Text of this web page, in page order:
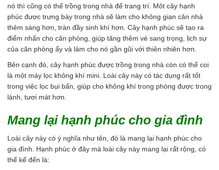
nó thì cũng có thể trồng trong nhà để trang trí. Môt cây hạnh
phúc được trưng bày trong nhà sẽ làm cho không gian căn nhà
thêm sáng hơn, tràn đầy sinh khí hơn. Cây hạnh phúc sẽ tạo ra
điểm nhấn cho căn phòng, giúp tăng thêm vẻ sang trọng, lịch sự
của căn phòng ấy và làm cho nó gần gũi với thiên nhiên hơn.
Bên cạnh đó, cây hạnh phúc được trồng trong nhà còn có thể coi
là một máy lọc không khí mini. Loài cây này có tác dụng rất tốt
trong việc lọc bụi bẩn, giúp cho không khí trong phòng được trong
lành, tươi mát hơn.
Mang lại hạnh phúc cho gia đình
Loài cây này có ý nghĩa như tên, đó là mang lại hạnh phúc cho
gia đình. Hạnh phúc ở đây mà loài cây này mang lại rất rộng, có
thể kể đến là: